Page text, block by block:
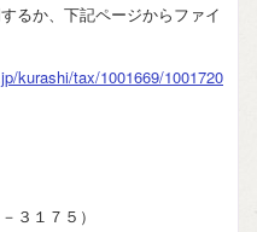
るか、下記ページからファイ
kurashi/tax/1001669/1001720
７５）